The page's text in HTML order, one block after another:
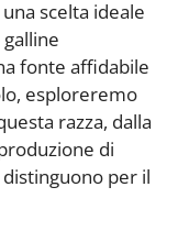
scelta ideale
fonte affidabile
esploreremo
razza, dalla
di
per il